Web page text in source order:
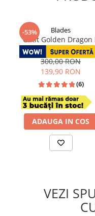
-53% Blades
Cutit Golden Dragon
Bucatarie &
Finisaj Hammered,
7Cr17, Maner Lemn
Rosewood, 29.5 cm
300,00 RON
139,90 RON
(6)
IN STOC
ADAUGA IN COS
VEZI